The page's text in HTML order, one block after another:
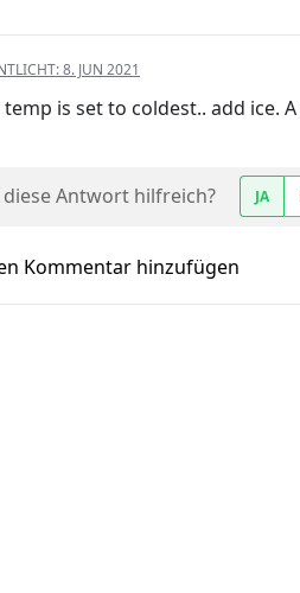
8. JUN 2021
temp is set to coldest.. add ice.
Antwort hilfreich? JA
Kommentar hinzufügen